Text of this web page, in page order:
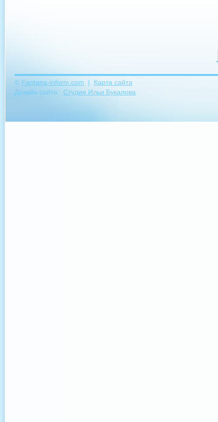
© Fantana-inform.com | Карта сайта
Дизайн сайта: Студия Ильи Букалова